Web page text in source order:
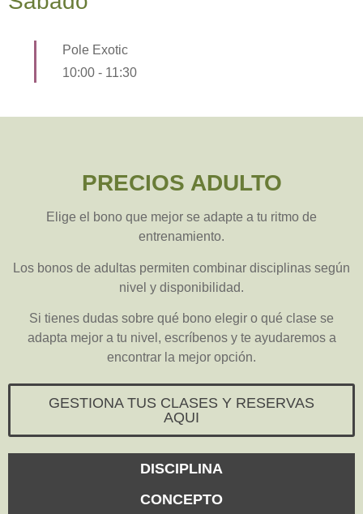
Pole Exotic
10:00 - 11:30
PRECIOS ADULTO
Elige el bono que mejor se adapte a tu ritmo de
entrenamiento.
Los bonos de adultas permiten combinar disciplinas según
nivel y disponibilidad.
Si tienes dudas sobre qué bono elegir o qué clase se
adapta mejor a tu nivel, escríbenos y te ayudaremos a
encontrar la mejor opción.
GESTIONA TUS CLASES Y RESERVAS
AQUI
DISCIPLINA
CONCEPTO